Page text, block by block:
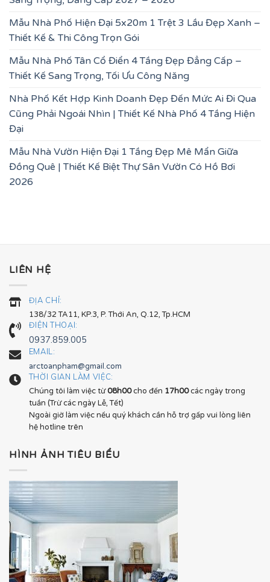
Mẫu Nhà Phố Hiện Đại 5x20m 1 Trệt 3 Lầu Đẹp Xanh –
Thiết Kế & Thi Công Trọn Gói
Mẫu Nhà Phố Tân Cổ Điển 4 Tầng Đẹp Đẳng Cấp –
Thiết Kế Sang Trọng, Tối Ưu Công Năng
Nhà Phố Kết Hợp Kinh Doanh Đẹp Đến Mức Ai Đi Qua
Cũng Phải Ngoái Nhìn | Thiết Kế Nhà Phố 4 Tầng Hiện
Đại
Mẫu Nhà Vườn Hiện Đại 1 Tầng Đẹp Mê Mẩn Giữa
Đồng Quê | Thiết Kế Biệt Thự Sân Vườn Có Hồ Bơi
2026
LIÊN HỆ
ĐỊA CHỈ:
138/32 TA11, KP.3, P. Thới An, Q.12, Tp.HCM
ĐIỆN THOẠI:
0937.859.005
EMAIL:
arctoanpham@gmail.com
THỜI GIAN LÀM VIỆC:
Chúng tôi làm việc từ08h00cho đến 17h00các ngày trong
tuần (Trừ các ngày Lễ, Tết)
Ngoài giờ làm việc nếu quý khách cần hỗ trợ gấp vui lòng liên
hệ hotline trên
HÌNH ẢNH TIÊU BIỂU